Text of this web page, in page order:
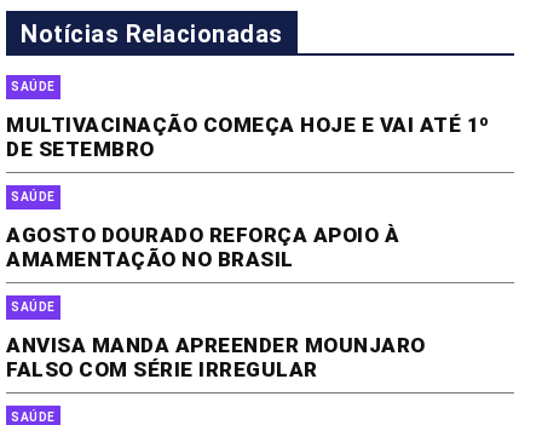
Notícias Relacionadas
SAÚDE
MULTIVACINAÇÃO COMEÇA HOJE E VAI ATÉ 1º
DE SETEMBRO
SAÚDE
AGOSTO DOURADO REFORÇA APOIO À
AMAMENTAÇÃO NO BRASIL
SAÚDE
ANVISA MANDA APREENDER MOUNJARO
FALSO COM SÉRIE IRREGULAR
SAÚDE